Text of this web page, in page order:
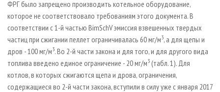
ФРГ было запрещено производить котельное оборудование,
которое не соответствовало требованиям этого документа. В
соответствии с 1-й частью BimSchV эмиссия взвешенных твердых
частиц при сжигании пеллет ограничивалась 60 мг/м3, а для щепы и
дров - 100 мг/м3. Во 2-й части закона и для того, и для другого вида
топлива введено единое ограничение - 20 мг/м3 (табл. 1). Для
котлов, в которых сжигаются щепа и дрова, ограничения,
содержащиеся во 2-й части закона, вступили в силу уже с января 2017